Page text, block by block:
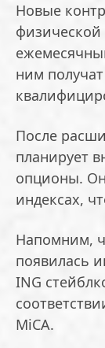
Новые
физической
ним
После
планирует
опционы.
индексах,
Напомним,
появилась
ING
MiCA.